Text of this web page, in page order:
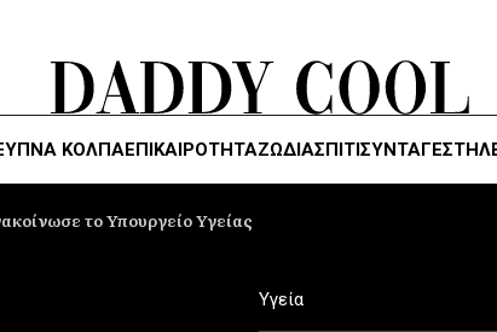
ΚΌΛΠΑΕΠΙΚΑΙΡΟΤΗΤΑΖΏΔΙΑΣΠΙΤΙΣΥΝΤΑΓΕΣ
το Υπουργείο Υγείας
Υγεία